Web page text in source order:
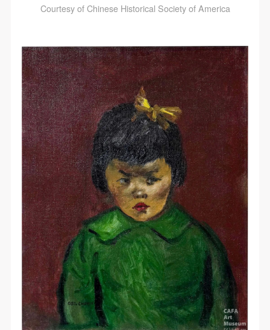
Courtesy of Chinese Historical Society of America